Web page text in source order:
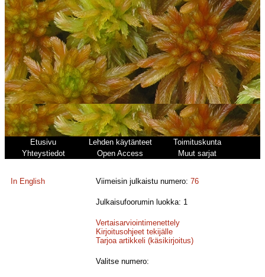
Etusivu Lehden käytänteet
Toimituskunta
Yhteystiedot
Open Access Muut sarjat
In English Viimeisin julkaistu numero:76
Julkaisufoorumin luokka: 1
Vertaisarviointimenettely
Kirjoitusohjeet tekijälle
Tarjoa artikkeli (käsikirjoitus)
Valitse numero: